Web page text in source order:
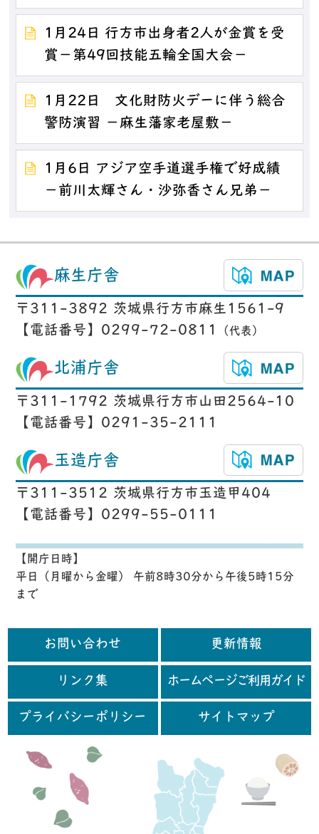
1月24日 行方市出身者2人が金賞を受
賞－第49回技能五輪全国大会－
1月22日 文化財防火デーに伴う総合
警防演習 －麻生藩家老屋敷－
1月6日 アジア空手道選手権で好成績
－前川太輝さん・沙弥香さん兄弟－
麻生庁舎
〒311-3892 茨城県行方市麻生1561-9
【電話番号】0299-72-0811
（代表）
北浦庁舎
〒311-1792 茨城県行方市山田2564-10
【電話番号】0291-35-2111
玉造庁舎
〒311-3512 茨城県行方市玉造甲404
【電話番号】0299-55-0111
【開庁日時】
平日（月曜から金曜） 午前8時30分から午後5時15分
まで
お問い合わせ 更新情報
リンク集 ホームページご利用ガイド
プライバシーポリシー サイトマップ